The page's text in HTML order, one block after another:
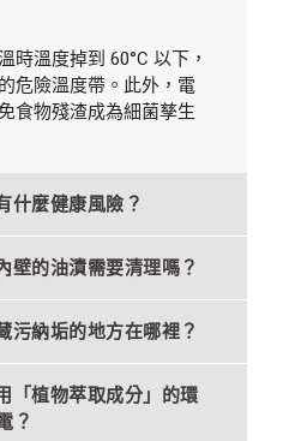
時溫度掉到 60°C 以下，
危險溫度帶。此外，電
食物殘渣成為細菌孳生
什麼健康風險？
壁的油漬需要清理嗎？
污納垢的地方在哪裡？
「植物萃取成分」的環
？